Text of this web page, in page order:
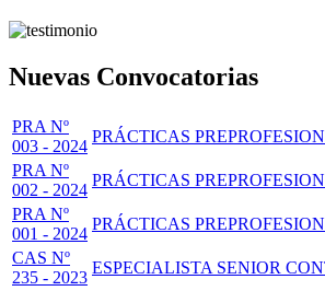
Nuevas Convocatorias
PRA Nº
003 - 2024
PRÁCTICAS
PRA Nº
002 - 2024
PRÁCTICAS
PRA Nº
001 - 2024
PRÁCTICAS
CAS Nº
235 - 2023
ESPECIALISTA SENIOR